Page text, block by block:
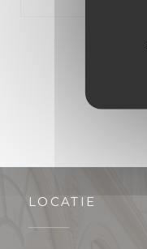
LOCATIE